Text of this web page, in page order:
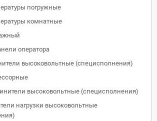
погружные
комнатные
оператора
высоковольтные (специсполнения)
высоковольтные (специсполнения)
нагрузки высоковольтные